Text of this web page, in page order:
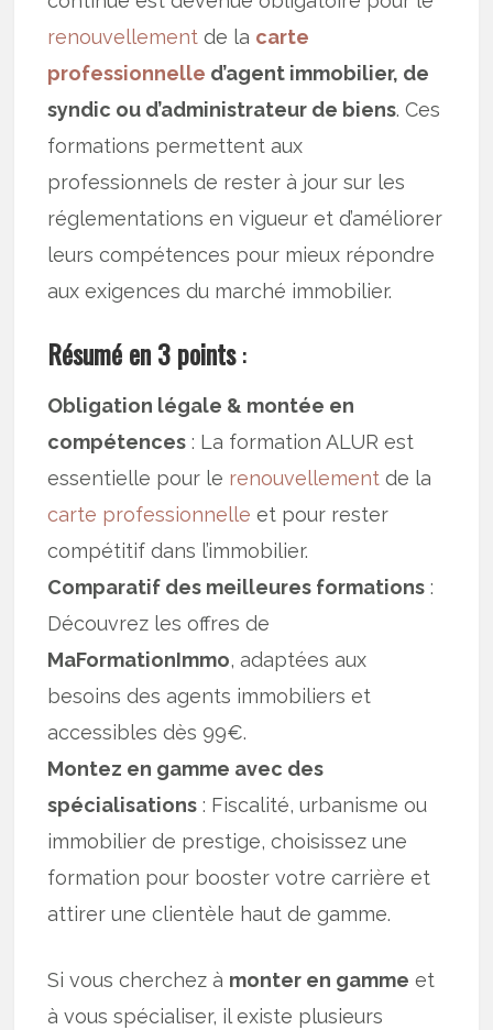
renouvellement de la carte
professionnelle d’agent immobilier, de
syndic ou d’administrateur de biens. Ces
formations permettent aux
professionnels de rester à jour sur les
réglementations en vigueur et d’améliorer
leurs compétences pour mieux répondre
aux exigences du marché immobilier.
Résumé en 3 points:
Obligation légale & montée en
compétences : La formation ALUR est
essentielle pour le renouvellement de la
carte professionnelle et pour rester
compétitif dans l’immobilier.
Comparatif des meilleures formations :
Découvrez les offres de
MaFormationImmo, adaptées aux
besoins des agents immobiliers et
accessibles dès 99€.
Montez en gamme avec des
spécialisations : Fiscalité, urbanisme ou
immobilier de prestige, choisissez une
formation pour booster votre carrière et
attirer une clientèle haut de gamme.
Si vous cherchez à monter en gamme et
à vous spécialiser, il existe plusieurs